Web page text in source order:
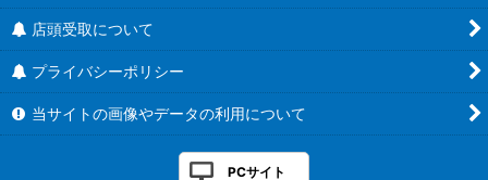
店頭受取について
プライバシーポリシー
当サイトの画像やデータの利用について
PCサイト